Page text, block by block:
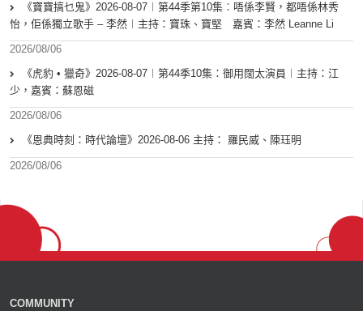
《寶寶搞乜鬼》2026-08-07︱第44季第10集︰唔係李賢，都唔係林秀
怡，佢係獨立歌手 – 李然︱主持：寶珠、寶堅 嘉賓：李然 Leanne Li
2026/08/06
《虎豹 • 獵奇》2026-08-07︱第44季10集：御用闊太演員︱主持：江
少，嘉賓：蘇恩磁
2026/08/06
《恩典時刻：時代論壇》2026-08-06 主持： 羅民威、陳珏明
2026/08/06
COMMUNITY